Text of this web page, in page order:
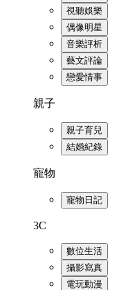
視聽娛樂
偶像明星
音樂評析
藝文評論
戀愛情事
親子
親子育兒
結婚紀錄
寵物
寵物日記
3C
數位生活
攝影寫真
電玩動漫